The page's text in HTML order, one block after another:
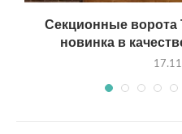
Секционные
новинка в